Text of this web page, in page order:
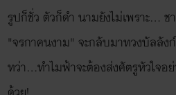
รูปก็ชั่ว ตัวก็ดำ นามยังไม่เพราะ...
"จรกาคนงาม" จะกลับมาทวงบัลลั
ทว่า...ทำไมฟ้าจะต้องส่งศัตรูหัวใจอ